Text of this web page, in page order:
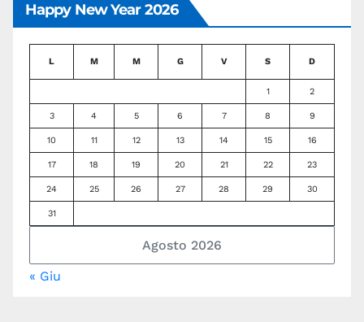
Happy New Year 2026
Agosto 2026
L M M G V S D
1 2
3 4 5 6 7 8 9
10 11 12 13 14 15 16
17 18 19 20 21 22 23
24 25 26 27 28 29 30
31
« Giu